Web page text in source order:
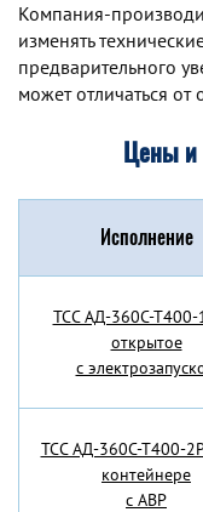
Компания-
изменять
предварительного
может отличаться от
Цены и
Исполнение
TCC АД-360С-
открытое
с
TCC АД-360С-Т400-
контейнере
с АВР